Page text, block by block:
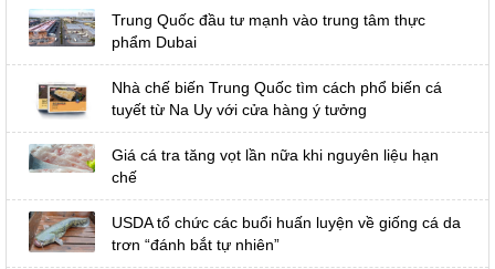
Trung Quốc đầu tư mạnh vào trung tâm thực
phẩm Dubai
Nhà chế biến Trung Quốc tìm cách phổ biến cá
tuyết từ Na Uy với cửa hàng ý tưởng
Giá cá tra tăng vọt lần nữa khi nguyên liệu hạn
chế
USDA tổ chức các buổi huấn luyện về giống cá da
trơn “đánh bắt tự nhiên”